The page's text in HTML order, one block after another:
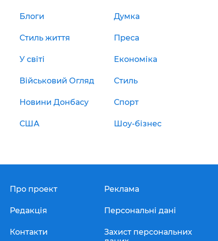
Блоги Думка
Стиль життя Преса
У світі Економіка
Військовий Огляд Стиль
Новини Донбасу Спорт
США Шоу-бізнес
Про проект
Редакція
Контакти
Реклама
Персональні дані
Захист персональних